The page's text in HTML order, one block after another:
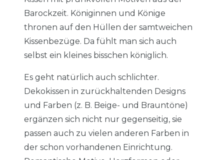
Barockzeit. Königinnen und Könige
thronen auf den Hüllen der samtweichen
Kissenbezüge. Da fühlt man sich auch
selbst ein kleines bisschen königlich.
Es geht natürlich auch schlichter.
Dekokissen in zurückhaltenden Designs
und Farben (z. B. Beige- und Brauntöne)
ergänzen sich nicht nur gegenseitig, sie
passen auch zu vielen anderen Farben in
der schon vorhandenen Einrichtung.